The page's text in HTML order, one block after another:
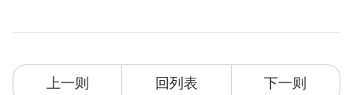
上一则 回列表 下一则